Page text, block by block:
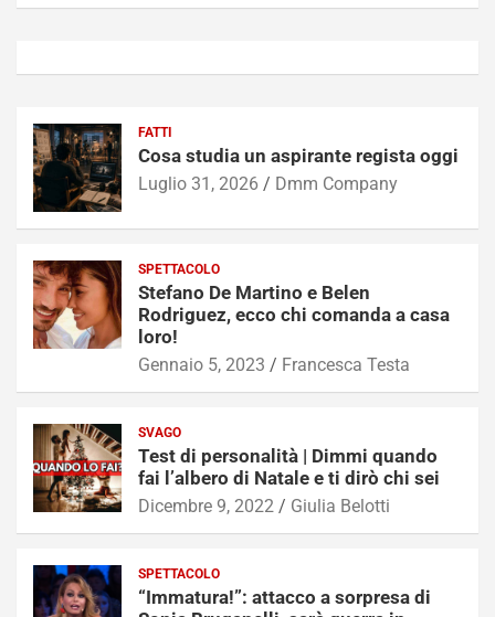
FATTI
Cosa studia un aspirante regista oggi
Luglio 31, 2026 Dmm Company
SPETTACOLO
Stefano De Martino e Belen
Rodriguez, ecco chi comanda a casa
loro!
Gennaio 5, 2023 Francesca Testa
SVAGO
Test di personalità | Dimmi quando
fai l’albero di Natale e ti dirò chi sei
Dicembre 9, 2022 Giulia Belotti
SPETTACOLO
“Immatura!”: attacco a sorpresa di